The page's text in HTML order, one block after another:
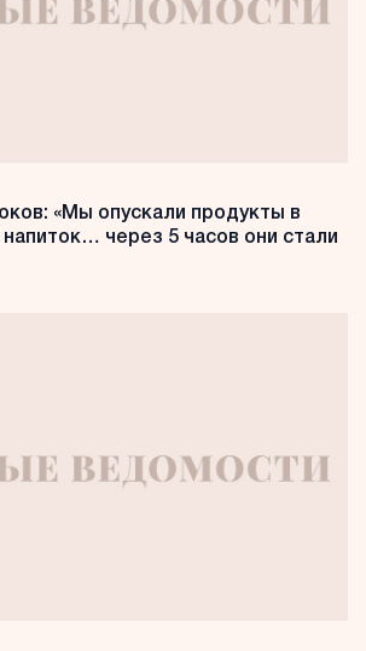
«Мы опускали продукты в
через 5 часов они стали